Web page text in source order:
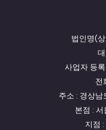
법인명(
사업자 등
전
주소 : 경상
본점 :
지점